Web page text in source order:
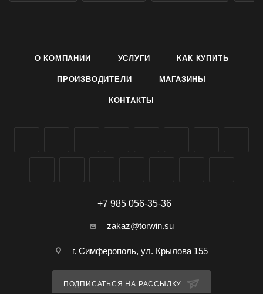
О КОМПАНИИ УСЛУГИ КАК КУПИТЬ
ПРОИЗВОДИТЕЛИ МАГАЗИНЫ
КОНТАКТЫ
+7 985 056-35-36
zakaz@torwin.su
г. Симферополь, ул. Крылова 155
ПОДПИСАТЬСЯ НА РАССЫЛКУ